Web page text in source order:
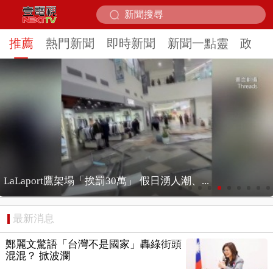
推薦 熱門新聞 即時新聞 新聞一點靈 政治
嚇！ 大里民宅遭「空襲」…遙控飛機撞頂樓...
最新消息
鄭麗文驚語「台灣不是國家」轟綠街頭
混混？ 掀波瀾